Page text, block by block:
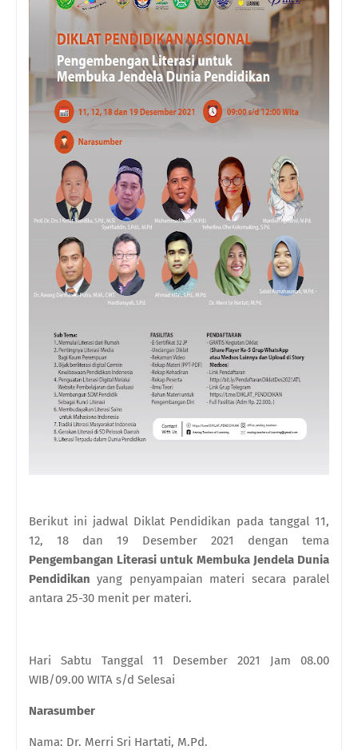
Berikut ini jadwal Diklat Pendidikan pada tanggal 11,
12, 18 dan 19 Desember 2021 dengan tema
Pengembangan Literasi untuk Membuka Jendela Dunia
Pendidikan yang penyampaian materi secara paralel
antara 25-30 menit per materi.
Hari Sabtu Tanggal 11 Desember 2021 Jam 08.00
WIB/09.00 WITA s/d Selesai
Narasumber
Nama: Dr. Merri Sri Hartati, M.Pd.